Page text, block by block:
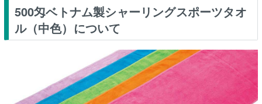
500匁ベトナム製シャーリングスポーツタオ
ル（中色）について